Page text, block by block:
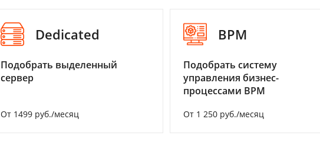
Dedicated
Подобрать выделенный
сервер
От 1499 руб./месяц
BPM
Подобрать систему
управления бизнес-
процессами BPM
От 1 250 руб./месяц